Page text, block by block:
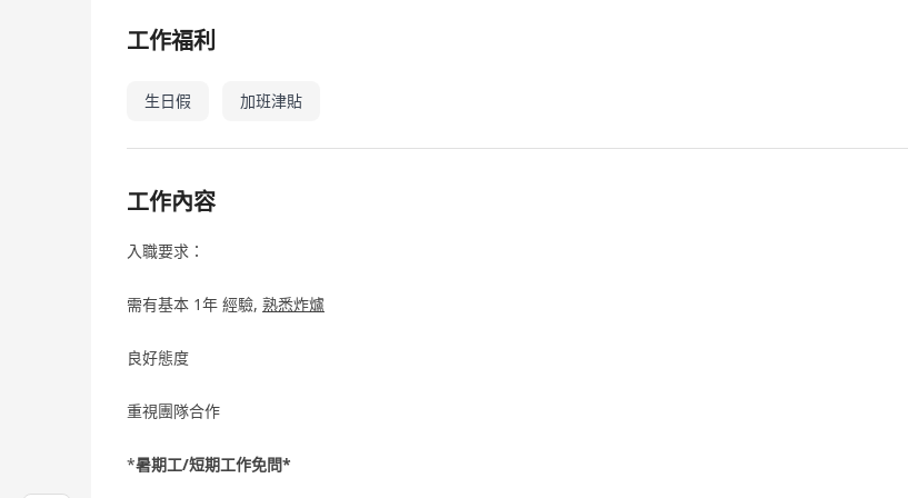
工作福利
生日假 加班津貼
工作內容
入職要求：
需有基本 1年 經驗, 熟悉炸爐
良好態度
重視團隊合作
*暑期工/短期工作免問*